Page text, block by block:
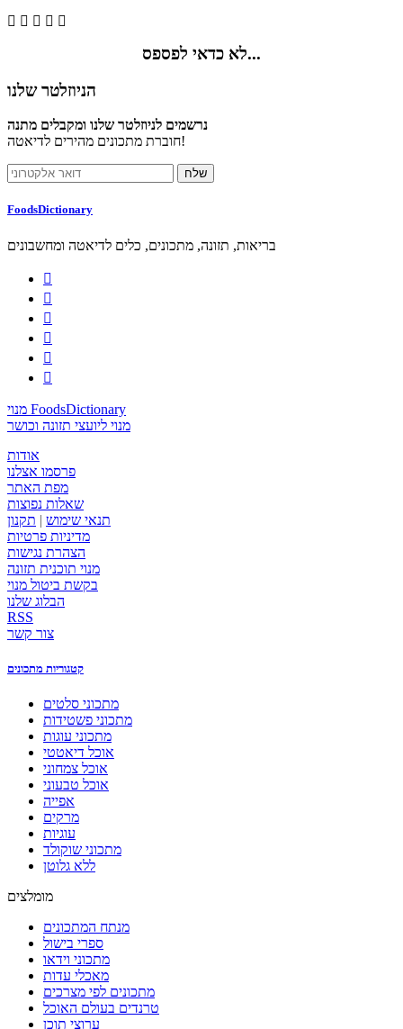
    
לא כדאי לפספס...
הניוזלטר שלנו
נרשמים לניוזלטר שלנו ומקבלים מתנה
חוברת מתכונים מהירים לדיאטה!
FoodsDictionary
בריאות, תזונה, מתכונים, כלים לדיאטה ומחשבונים






מנוי FoodsDictionary
מנוי ליועצי תזונה וכושר
אודות
פרסמו אצלנו
מפת האתר
שאלות נפוצות
תנאי שימוש | תקנון
מדיניות פרטיות
הצהרת נגישות
מנוי תוכנית תזונה
בקשת ביטול מנוי
הבלוג שלנו
RSS
צור קשר
קטגוריות מתכונים
מתכוני סלטים
מתכוני פשטידות
מתכוני עוגות
אוכל דיאטטי
אוכל צמחוני
אוכל טבעוני
אפייה
מרקים
עוגיות
מתכוני שוקולד
ללא גלוטן
מומלצים
מנתח המתכונים
ספרי בישול
מתכוני וידאו
מאכלי עדות
מתכונים לפי מצרכים
טרנדים בעולם האוכל
ערוצי תוכן